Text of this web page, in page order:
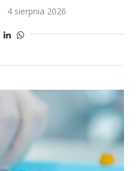
4 sierpnia 2026